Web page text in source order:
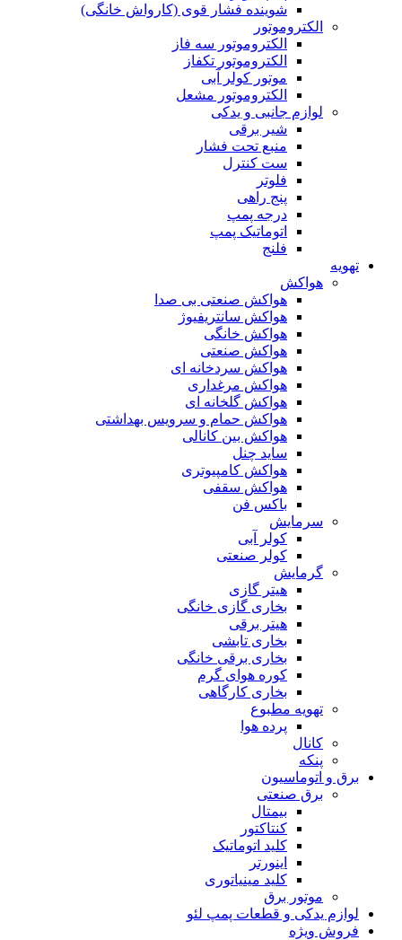
شوینده فشار قوی (کارواش خانگی)
الکتروموتور
الکتروموتور سه فاز
الکتروموتور تکفاز
موتور کولر آبی
الکتروموتور مشعل
لوازم جانبی و یدکی
شیر برقی
منبع تحت فشار
ست کنترل
فلوتر
پنج راهی
درجه پمپ
اتوماتیک پمپ
فلنج
تهویه
هواکش
هواکش صنعتی بی صدا
هواکش سانتریفیوژ
هواکش خانگی
هواکش صنعتی
هواکش سردخانه ای
هواکش مرغداری
هواکش گلخانه ای
هواکش حمام و سرویس بهداشتی
هواکش بین کانالی
ساید چنل
هواکش کامپیوتری
هواکش سقفی
باکس فن
سرمایش
کولر آبی
کولر صنعتی
گرمایش
هیتر گازی
بخاری گازی خانگی
هیتر برقی
بخاری تابشی
بخاری برقی خانگی
کوره هوای گرم
بخاری کارگاهی
تهویه مطبوع
پرده هوا
کانال
پنکه
برق و اتوماسیون
برق صنعتی
بیمتال
کنتاکتور
کلید اتوماتیک
اینورتر
کلید مینیاتوری
موتور برق
لوازم یدکی و قطعات پمپ لئو
فروش ویژه